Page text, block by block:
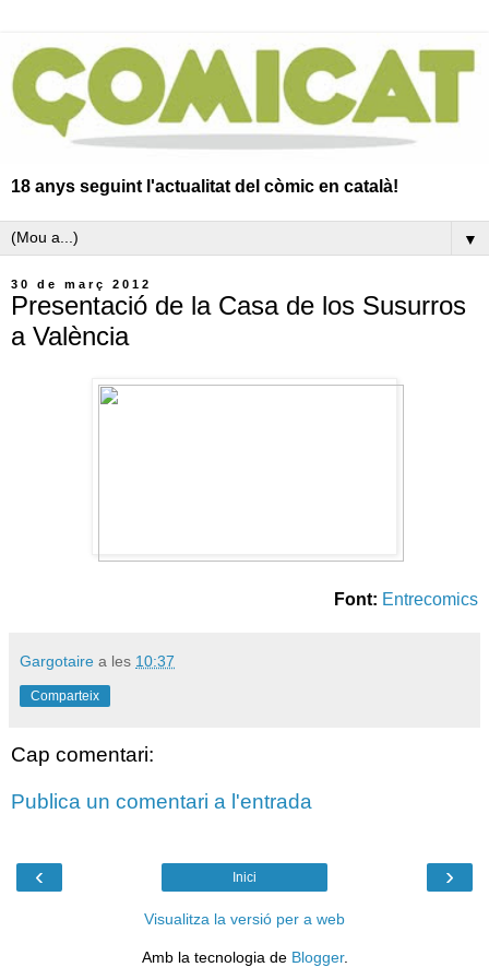
18 anys seguint l'actualitat del còmic en català!
▼
30 de març 2012
Presentació de la Casa de los Susurros
a València
Font: Entrecomics
Gargotaire a les 10:37
Comparteix
Cap comentari:
Publica un comentari a l'entrada
‹ ›
Inici
Visualitza la versió per a web
Amb la tecnologia de Blogger.